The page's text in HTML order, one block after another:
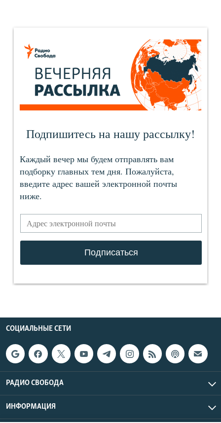
СОЦИАЛЬНЫЕ СЕТИ
РАДИО СВОБОДА
ИНФОРМАЦИЯ